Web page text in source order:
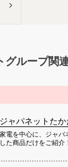
グループ関
ジャパネットた
家電を中心に、ジャパ
した商品だけをご紹介！